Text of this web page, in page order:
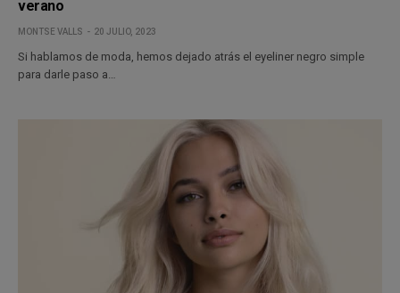
verano
MONTSE VALLS 20 JULIO, 2023
Si hablamos de moda, hemos dejado atrás el eyeliner negro simple
para darle paso a…